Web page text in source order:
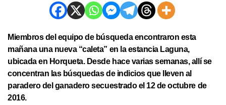
Miembros del equipo de búsqueda encontraron esta
mañana una nueva “caleta” en la estancia Laguna,
ubicada en Horqueta. Desde hace varias semanas, allí se
concentran las búsquedas de indicios que lleven al
paradero del ganadero secuestrado el 12 de octubre de
2016.